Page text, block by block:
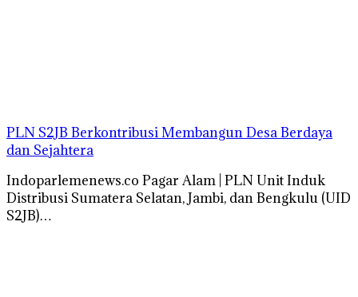
PLN S2JB Berkontribusi Membangun Desa Berdaya
dan Sejahtera
Indoparlemenews.co Pagar Alam | PLN Unit Induk
Distribusi Sumatera Selatan, Jambi, dan Bengkulu (UID
S2JB)…